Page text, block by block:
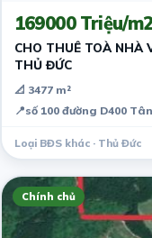
169000 Triệu/m2
CHO THUÊ TOÀ NHÀ
THỦ ĐỨC
📐 3477 m²
📍số 100 đường D400
Loại BĐS khác · Thủ Đức
Chính chủ